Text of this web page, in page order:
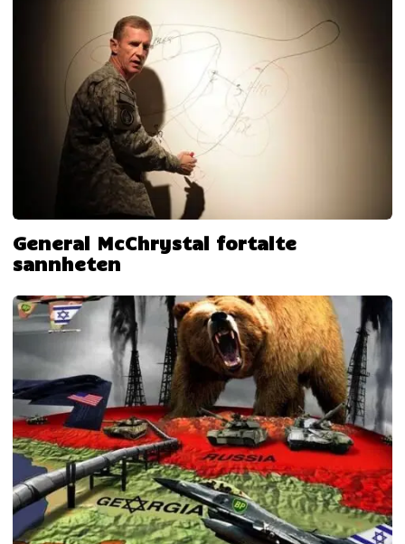
General McChrystal fortalte
sannheten